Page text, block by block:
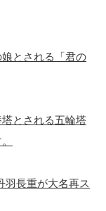
とされる「君の
とされる五輪塔
羽長重が大名再ス